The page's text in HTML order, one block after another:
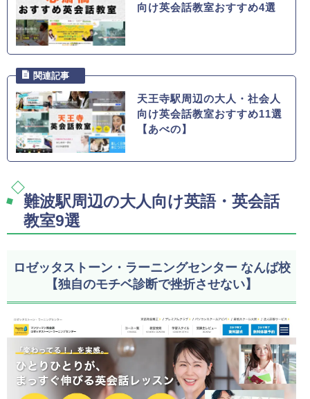
向け英会話教室おすすめ4選
天王寺駅周辺の大人・社会人
向け英会話教室おすすめ11選
【あべの】
難波駅周辺の大人向け英語・英会話
教室9選
ロゼッタストーン・ラーニングセンター なんば校
【独自のモチベ診断で挫折させない】